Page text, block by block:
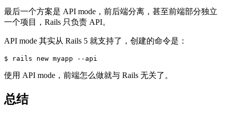
最后一个方案是 API mode，前后端分离，甚至前端部分独立
一个项目，Rails 只负责 API。
API mode 其实从 Rails 5 就支持了，创建的命令是：
$ rails new myapp --api
使用 API mode，前端怎么做就与 Rails 无关了。
总结